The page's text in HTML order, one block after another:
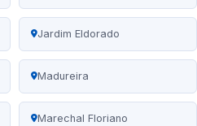
Jardim Eldorado
Madureira
Marechal Floriano